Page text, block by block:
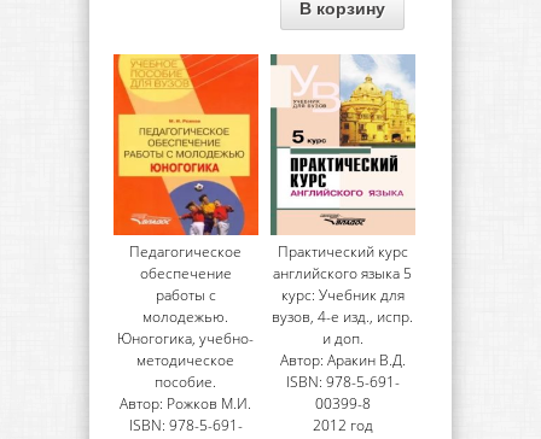
В корзину
Педагогическое
обеспечение
работы с
молодежью.
Юногогика, учебно-
методическое
пособие.
Автор: Рожков М.И.
ISBN: 978-5-691-
Практический курс
английского языка 5
курс: Учебник для
вузов, 4-е изд., испр.
и доп.
Автор: Аракин В.Д.
ISBN: 978-5-691-
00399-8
2012 год